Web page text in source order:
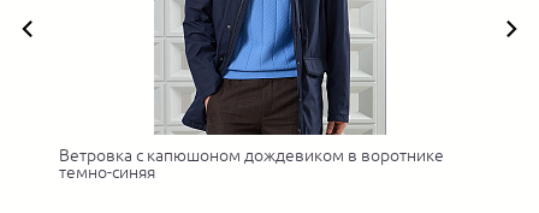
Ветровка с капюшоном дождевиком в воротнике
темно-синяя